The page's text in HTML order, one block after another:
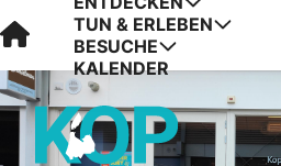
Visit Kop van Holland
TUN & ERLEBEN
BESUCHE
KALENDER